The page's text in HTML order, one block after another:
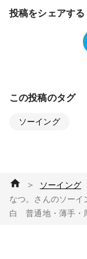
投稿をシェアする
この投稿のタグ
ソーイング
＞ ソーイング
なつ。さんのソー
白 普通地・薄手・